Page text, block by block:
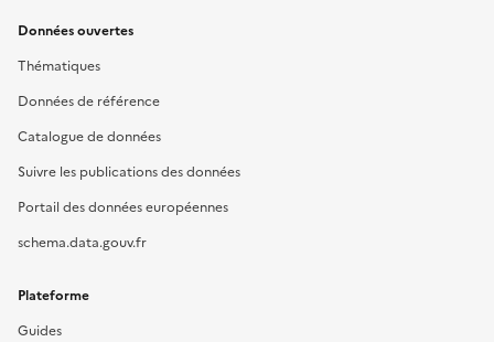
Données ouvertes
Thématiques
Données de référence
Catalogue de données
Suivre les publications des données
Portail des données européennes
schema.data.gouv.fr
Plateforme
Guides